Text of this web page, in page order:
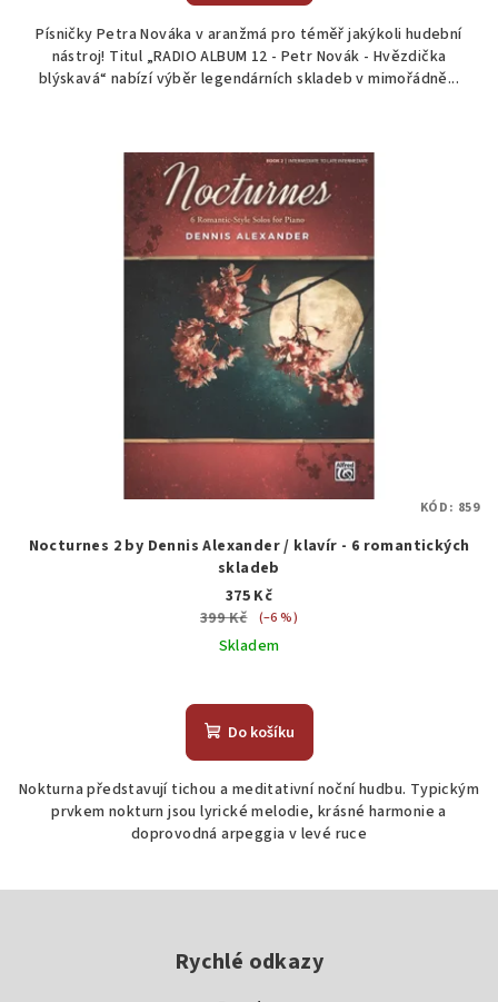
Písničky Petra Nováka v aranžmá pro téměř jakýkoli hudební
nástroj! Titul „RADIO ALBUM 12 - Petr Novák - Hvězdička
blýskavá“ nabízí výběr legendárních skladeb v mimořádně...
Nocturnes 2 by Dennis Alexander / klavír - 6 romantických
skladeb
375 Kč
399 Kč
(–6 %)
Skladem
Do košíku
Nokturna představují tichou a meditativní noční hudbu. Typickým
prvkem nokturn jsou lyrické melodie, krásné harmonie a
doprovodná arpeggia v levé ruce
KÓD: 859
Rychlé odkazy